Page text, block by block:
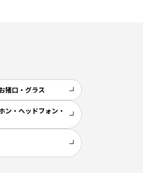
猪口・グラス
ン・ヘッドフォン・